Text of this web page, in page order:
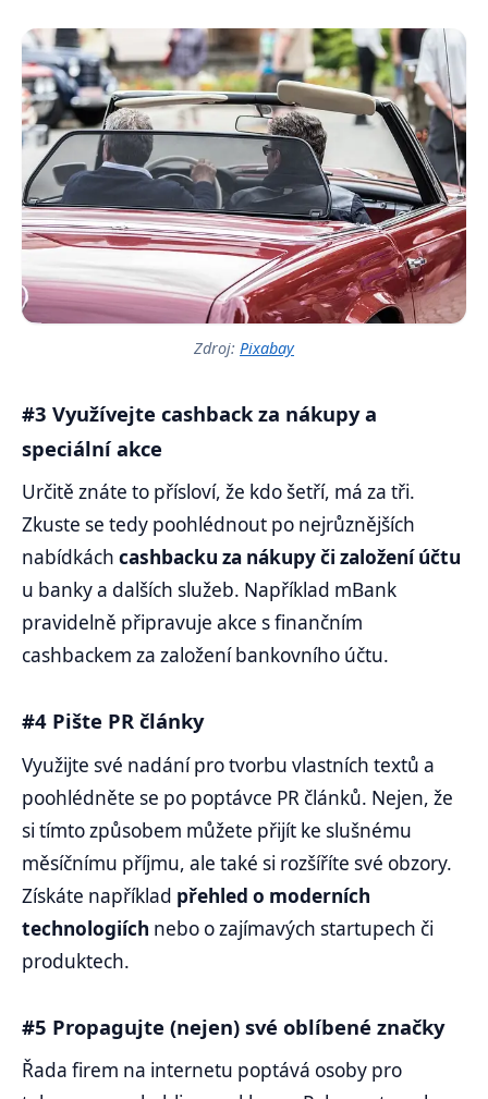
Zdroj: Pixabay
#3 Využívejte cashback za nákupy a
speciální akce
Určitě znáte to přísloví, že kdo šetří, má za tři.
Zkuste se tedy poohlédnout po nejrůznějších
nabídkách cashbacku za nákupy či založení účtu
u banky a dalších služeb. Například mBank
pravidelně připravuje akce s finančním
cashbackem za založení bankovního účtu.
#4 Pište PR články
Využijte své nadání pro tvorbu vlastních textů a
poohlédněte se po poptávce PR článků. Nejen, že
si tímto způsobem můžete přijít ke slušnému
měsíčnímu příjmu, ale také si rozšíříte své obzory.
Získáte například přehled o moderních
technologiích nebo o zajímavých startupech či
produktech.
#5 Propagujte (nejen) své oblíbené značky
Řada firem na internetu poptává osoby pro